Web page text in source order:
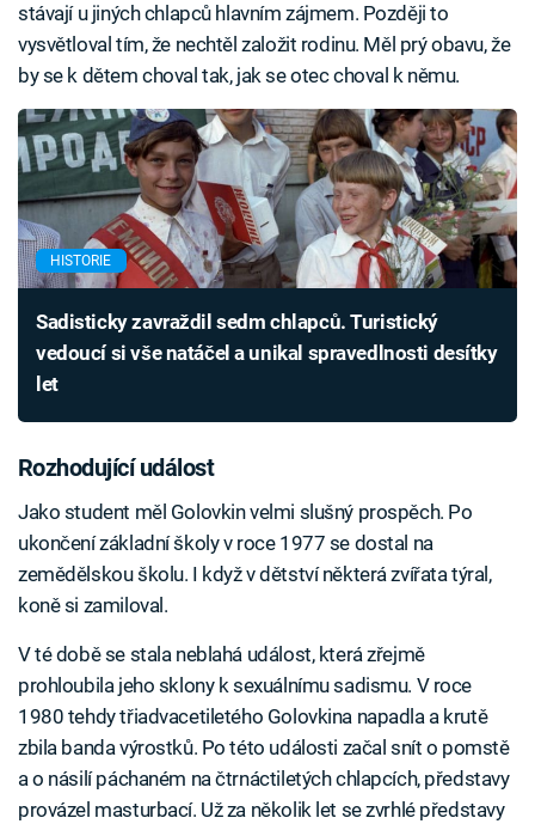
stávají u jiných chlapců hlavním zájmem. Později to
vysvětloval tím, že nechtěl založit rodinu. Měl prý obavu, že
by se k dětem choval tak, jak se otec choval k němu.
HISTORIE
Sadisticky zavraždil sedm chlapců. Turistický
vedoucí si vše natáčel a unikal spravedlnosti desítky
let
Rozhodující událost
Jako student měl Golovkin velmi slušný prospěch. Po
ukončení základní školy v roce 1977 se dostal na
zemědělskou školu. I když v dětství některá zvířata týral,
koně si zamiloval.
V té době se stala neblahá událost, která zřejmě
prohloubila jeho sklony k sexuálnímu sadismu. V roce
1980 tehdy třiadvacetiletého Golovkina napadla a krutě
zbila banda výrostků. Po této události začal snít o pomstě
a o násilí páchaném na čtrnáctiletých chlapcích, představy
provázel masturbací. Už za několik let se zvrhlé představy